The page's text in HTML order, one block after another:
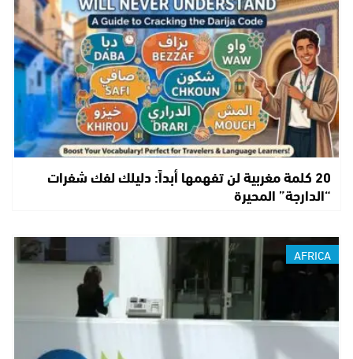
20 كلمة مغربية لن تفهمها أبداً: دليلك لفك شفرات
“الدارجة” المحيرة
AFRICA